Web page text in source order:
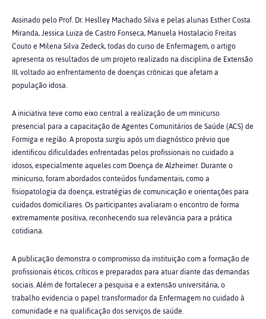
Assinado pelo Prof. Dr. Heslley Machado Silva e pelas alunas Esther Costa
Miranda, Jessica Luiza de Castro Fonseca, Manuela Hostalacio Freitas
Couto e Milena Silva Zedeck, todas do curso de Enfermagem, o artigo
apresenta os resultados de um projeto realizado na disciplina de Extensão
III, voltado ao enfrentamento de doenças crônicas que afetam a
população idosa.
A iniciativa teve como eixo central a realização de um minicurso
presencial para a capacitação de Agentes Comunitários de Saúde (ACS) de
Formiga e região. A proposta surgiu após um diagnóstico prévio que
identificou dificuldades enfrentadas pelos profissionais no cuidado a
idosos, especialmente aqueles com Doença de Alzheimer. Durante o
minicurso, foram abordados conteúdos fundamentais, como a
fisiopatologia da doença, estratégias de comunicação e orientações para
cuidados domiciliares. Os participantes avaliaram o encontro de forma
extremamente positiva, reconhecendo sua relevância para a prática
cotidiana.
A publicação demonstra o compromisso da instituição com a formação de
profissionais éticos, críticos e preparados para atuar diante das demandas
sociais. Além de fortalecer a pesquisa e a extensão universitária, o
trabalho evidencia o papel transformador da Enfermagem no cuidado à
comunidade e na qualificação dos serviços de saúde.